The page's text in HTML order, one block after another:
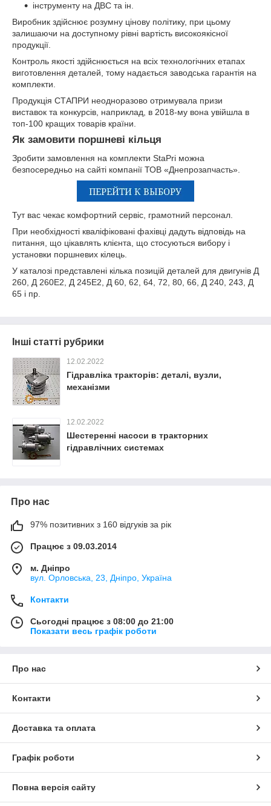
інструменту на ДВС та ін.
Виробник здійснює розумну цінову політику, при цьому
залишаючи на доступному рівні вартість високоякісної
продукції.
Контроль якості здійснюється на всіх технологічних етапах
виготовлення деталей, тому надається заводська гарантія на
комплекти.
Продукція СТАПРИ неодноразово отримувала призи
виставок та конкурсів, наприклад, в 2018-му вона увійшла в
топ-100 кращих товарів країни.
Як замовити поршневі кільця
Зробити замовлення на комплекти StaPri можна
безпосередньо на сайті компанії ТОВ «Днепрозапчасть».
Тут вас чекає комфортний сервіс, грамотний персонал.
При необхідності кваліфіковані фахівці дадуть відповідь на
питання, що цікавлять клієнта, що стосуються вибору і
установки поршневих кілець.
У каталозі представлені кілька позицій деталей для двигунів Д
260, Д 260Е2, Д 245Е2, Д 60, 62, 64, 72, 80, 66, Д 240, 243, Д
65 і пр.
Інші статті рубрики
12.02.2022
Гідравліка тракторів: деталі, вузли,
механізми
12.02.2022
Шестеренні насоси в тракторних
гідравлічних системах
Про нас
97% позитивних з 160 відгуків за рік
Працює з 09.03.2014
м. Дніпро
вул. Орловська, 23, Дніпро, Україна
Контакти
Сьогодні працює з 08:00 до 21:00
Показати весь графік роботи
Про нас
Контакти
Доставка та оплата
Графік роботи
Повна версія сайту